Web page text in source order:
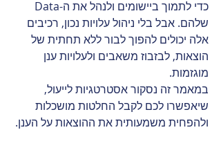
שלהם. אבל בלי ניהול עלויות נכון, רכיבים
אלה יכולים להפוך לבור ללא תחתית של
הוצאות, לבזבוז משאבים ולעלויות ענן
מוגזמות.
במאמר זה נסקור אסטרטגיות לייעול,
שיאפשרו לכם לקבל החלטות מושכלות
ולהפחית משמעותית את ההוצאות על הענן.